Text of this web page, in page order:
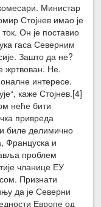
Министар
Стојнев имао је
Он је поставио
гаса Северним
Зашто да не?
жртвован. Не.
интересе.
каже Стојнев.[4]
неће бити
привреда
биле делимично
Француска и
проблем
чланице ЕУ
Признати
да је Северни
Европе од